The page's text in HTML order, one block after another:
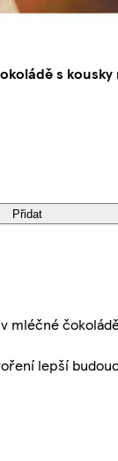
s kousky
Přidat
mléčné
lepší